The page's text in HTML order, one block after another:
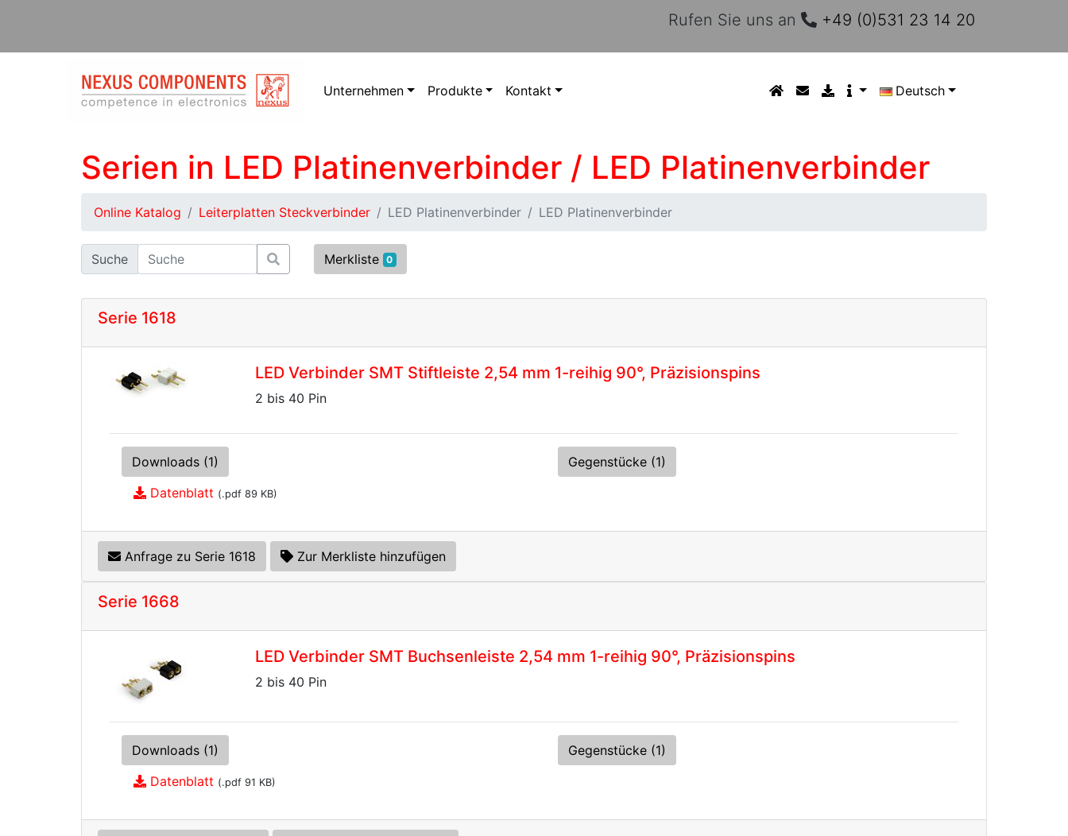
Rufen Sie uns an +49 (0)531 23 14 20
Unternehmen Produkte Kontakt Deutsch
Serien in LED Platinenverbinder / LED Platinenverbinder
Online Katalog Leiterplatten Steckverbinder LED Platinenverbinder LED Platinenverbinder
Suche Merkliste 0
Serie 1618
LED Verbinder SMT Stiftleiste 2,54 mm 1-reihig 90°, Präzisionspins
2 bis 40 Pin
Downloads (1)
Datenblatt (.pdf 89 KB)
Gegenstücke (1)
Anfrage zu Serie 1618 Zur Merkliste hinzufügen
Serie 1668
LED Verbinder SMT Buchsenleiste 2,54 mm 1-reihig 90°, Präzisionspins
2 bis 40 Pin
Downloads (1)
Datenblatt (.pdf 91 KB)
Gegenstücke (1)